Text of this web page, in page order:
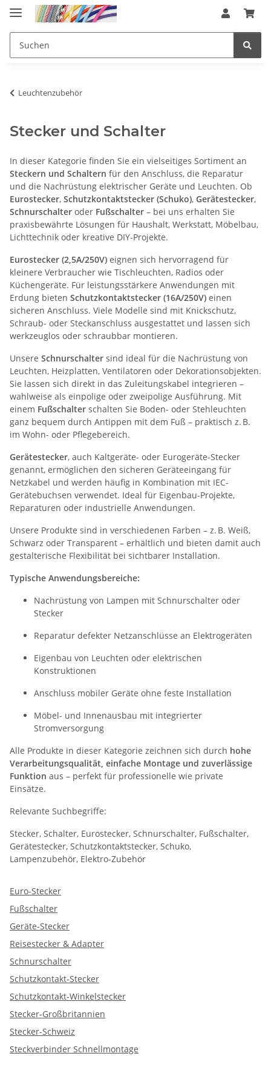
Leuchtenzubehör
Stecker und Schalter
In dieser Kategorie finden Sie ein vielseitiges Sortiment an
Steckern und Schaltern für den Anschluss, die Reparatur
und die Nachrüstung elektrischer Geräte und Leuchten. Ob
Eurostecker, Schutzkontaktstecker (Schuko), Gerätestecker,
Schnurschalter oder Fußschalter – bei uns erhalten Sie
praxisbewährte Lösungen für Haushalt, Werkstatt, Möbelbau,
Lichttechnik oder kreative DIY-Projekte.
Eurostecker (2,5A/250V) eignen sich hervorragend für
kleinere Verbraucher wie Tischleuchten, Radios oder
Küchengeräte. Für leistungsstärkere Anwendungen mit
Erdung bieten Schutzkontaktstecker (16A/250V) einen
sicheren Anschluss. Viele Modelle sind mit Knickschutz,
Schraub- oder Steckanschluss ausgestattet und lassen sich
werkzeuglos oder schraubbar montieren.
Unsere Schnurschalter sind ideal für die Nachrüstung von
Leuchten, Heizplatten, Ventilatoren oder Dekorationsobjekten.
Sie lassen sich direkt in das Zuleitungskabel integrieren –
wahlweise als einpolige oder zweipolige Ausführung. Mit
einem Fußschalter schalten Sie Boden- oder Stehleuchten
ganz bequem durch Antippen mit dem Fuß – praktisch z. B.
im Wohn- oder Pflegebereich.
Gerätestecker, auch Kaltgeräte- oder Eurogeräte-Stecker
genannt, ermöglichen den sicheren Geräteeingang für
Netzkabel und werden häufig in Kombination mit IEC-
Gerätebuchsen verwendet. Ideal für Eigenbau-Projekte,
Reparaturen oder industrielle Anwendungen.
Unsere Produkte sind in verschiedenen Farben – z. B. Weiß,
Schwarz oder Transparent – erhältlich und bieten damit auch
gestalterische Flexibilität bei sichtbarer Installation.
Typische Anwendungsbereiche:
Nachrüstung von Lampen mit Schnurschalter oder
Stecker
Reparatur defekter Netzanschlüsse an Elektrogeräten
Eigenbau von Leuchten oder elektrischen
Konstruktionen
Anschluss mobiler Geräte ohne feste Installation
Möbel- und Innenausbau mit integrierter
Stromversorgung
Alle Produkte in dieser Kategorie zeichnen sich durch hohe
Verarbeitungsqualität, einfache Montage und zuverlässige
Funktion aus – perfekt für professionelle wie private
Einsätze.
Relevante Suchbegriffe:
Stecker, Schalter, Eurostecker, Schnurschalter, Fußschalter,
Gerätestecker, Schutzkontaktstecker, Schuko,
Lampenzubehör, Elektro-Zubehör
Euro-Stecker
Fußschalter
Geräte-Stecker
Reisestecker & Adapter
Schnurschalter
Schutzkontakt-Stecker
Schutzkontakt-Winkelstecker
Stecker-Großbritannien
Stecker-Schweiz
Steckverbinder Schnellmontage